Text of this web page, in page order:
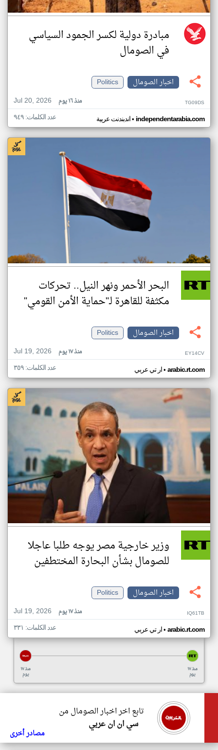
مبادرة دولية لكسر الجمود السياسي
في الصومال
اخبار الصومال
Politics
Jul 20, 2026
منذ ١٦ يوم TG09DS
اندبندنت عربية• independentarabia.com عدد الكلمات: ٩٤٩
البحر الأحمر ونهر النيل.. تحركات
مكثفة للقاهرة لـ"حماية الأمن القومي"
اخبار الصومال
Politics
Jul 19, 2026
منذ ١٧ يوم EY14CV
ار تي عربي• arabic.rt.com عدد الكلمات: ٣٥٩
وزير خارجية مصر يوجه طلبا عاجلا
للصومال بشأن البحارة المختطفين
اخبار الصومال
Politics
Jul 19, 2026
منذ ١٧ يوم IQ61TB
ار تي عربي• arabic.rt.com عدد الكلمات: ٣٣١
منذ ١٧
يوم
منذ ١٧
يوم
تابع اخر اخبار الصومال من
سي ان ان عربي
مصادر أخرى